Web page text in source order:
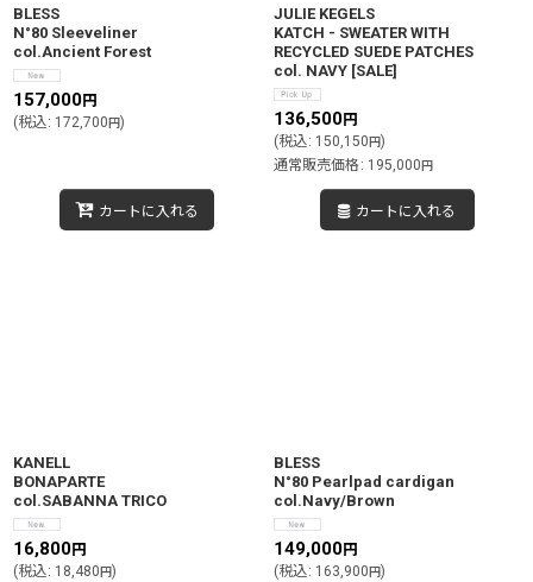
BLESS
N°80 Sleeveliner
col.Ancient Forest
157,000円
(税込: 172,700円)
カートに入れる
JULIE KEGELS
KATCH - SWEATER WITH
RECYCLED SUEDE PATCHES
col. NAVY [SALE]
136,500円
(税込: 150,150円)
通常販売価格 : 195,000円
カートに入れる
KANELL
BONAPARTE
col.SABANNA TRICO
16,800円
(税込: 18,480円)
BLESS
N°80 Pearlpad cardigan
col.Navy/Brown
149,000円
(税込: 163,900円)